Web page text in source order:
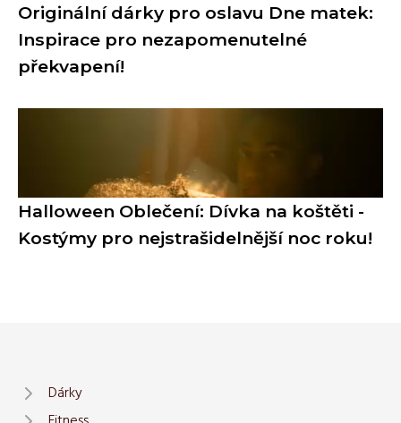
Originální dárky pro oslavu Dne matek:
Inspirace pro nezapomenutelné
překvapení!
Halloween Oblečení: Dívka na koštěti -
Kostýmy pro nejstrašidelnější noc roku!
Dárky